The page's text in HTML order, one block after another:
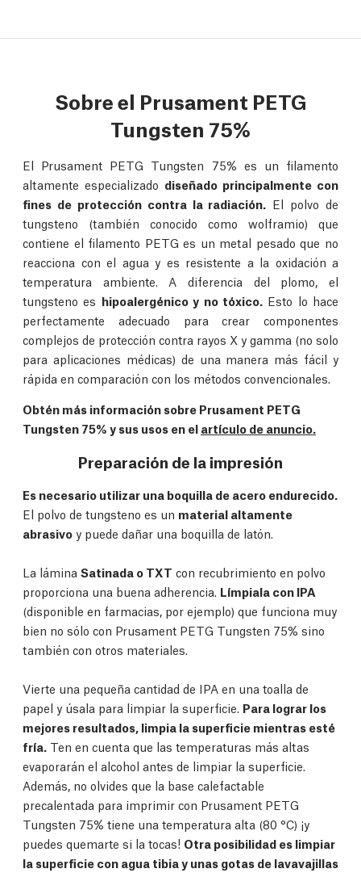
Sobre el Prusament PETG
Tungsten 75%
El Prusament PETG Tungsten 75% es un filamento
altamente especializado diseñado principalmente con
fines de protección contra la radiación. El polvo de
tungsteno (también conocido como wolframio) que
contiene el filamento PETG es un metal pesado que no
reacciona con el agua y es resistente a la oxidación a
temperatura ambiente. A diferencia del plomo, el
tungsteno es hipoalergénico y no tóxico.Esto lo hace
perfectamente adecuado para crear componentes
complejos de protección contra rayos X y gamma (no solo
para aplicaciones médicas) de una manera más fácil y
rápida en comparación con los métodos convencionales.
Obtén más información sobre Prusament PETG
Tungsten 75% y sus usos en el artículo de anuncio.
Preparación de la impresión
Es necesario utilizar una boquilla de acero endurecido.
El polvo de tungsteno es un material altamente
abrasivo y puede dañar una boquilla de latón.
La lámina Satinada o TXT con recubrimiento en polvo
proporciona una buena adherencia. Límpiala con IPA
(disponible en farmacias, por ejemplo) que funciona muy
bien no sólo con Prusament PETG Tungsten 75% sino
también con otros materiales.
Vierte una pequeña cantidad de IPA en una toalla de
papel y úsala para limpiar la superficie. Para lograr los
mejores resultados, limpia la superficie mientras esté
fría. Ten en cuenta que las temperaturas más altas
evaporarán el alcohol antes de limpiar la superficie.
Además, no olvides que la base calefactable
precalentada para imprimir con Prusament PETG
Tungsten 75% tiene una temperatura alta (80 °C) ¡y
puedes quemarte si la tocas! Otra posibilidad es limpiar
la superficie con agua tibia y unas gotas de lavavajillas